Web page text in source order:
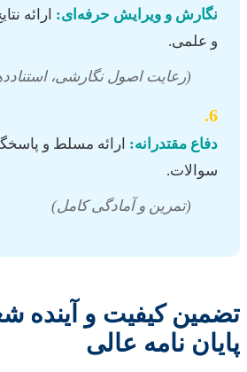
نگارش و ویرایش حرفه‌ای: ارائه
و علمی.
(رعایت اصول نگارشی،
6.
دفاع مقتدرانه: ارائه مسلط و
سوالات.
(تمرین و آمادگی کامل)
تضمین کیفیت و آینده
پایان نامه عالی